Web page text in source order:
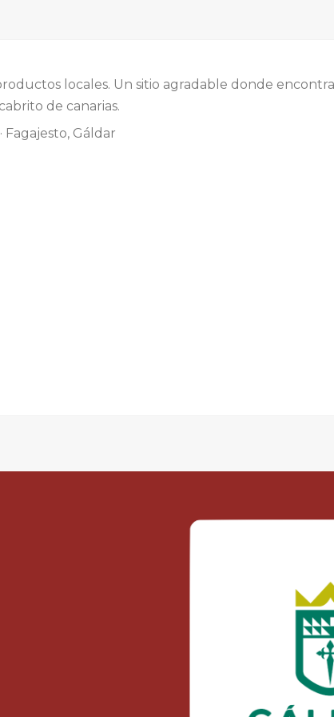
locales. Un sitio agradable donde
de canarias.
Fagajesto, Gáldar